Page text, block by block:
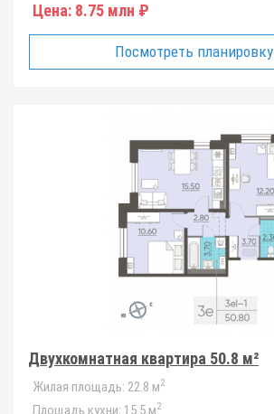
Цена: 8.75 млн ₽
Посмотреть планировку
Двухкомнатная квартира 50.8 м²
Жилая площадь: 22.8 м2
Площадь кухни: 15.5 м2